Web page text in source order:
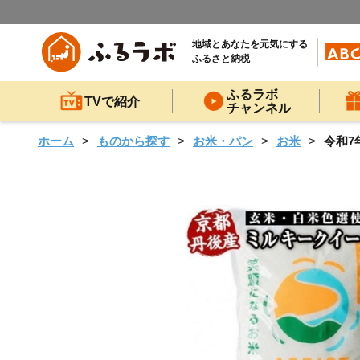
地域とあなたを元気にする
ふるさと納税
TVで紹介
ふるラボ
チャンネル
ホーム ものから探す お米・パン お米 令和7